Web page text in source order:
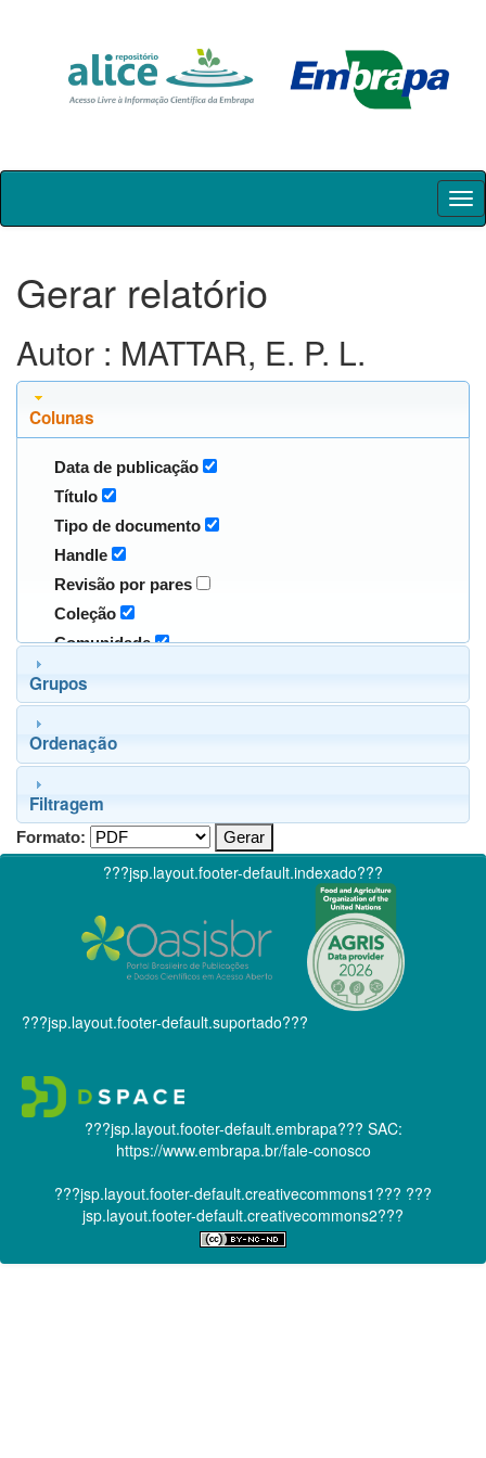
Skip
Gerar relatório
Autor : MATTAR, E. P. L.
Colunas
Data de publicação
Título
Tipo de documento
Handle
Revisão por pares
Coleção
Comunidade
Grupos
Ordenação
Filtragem
Formato:
???jsp.layout.footer-default.indexado???
???jsp.layout.footer-default.suportado???
???jsp.layout.footer-default.embrapa??? SAC:
https://www.embrapa.br/fale-conosco
???jsp.layout.footer-default.creativecommons1??? ???
jsp.layout.footer-default.creativecommons2???